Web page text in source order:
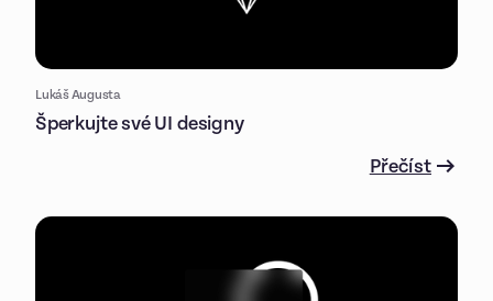
Lukáš Augusta
Šperkujte své UI designy
Přečíst